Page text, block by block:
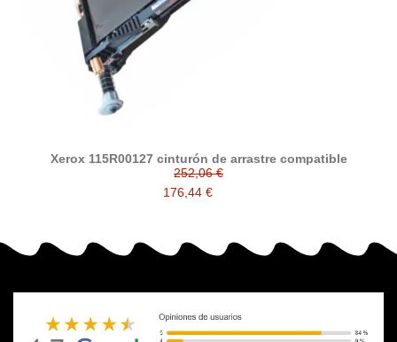
Xerox 115R00127 cinturón de arrastre compatible
252,06 €
176,44 €